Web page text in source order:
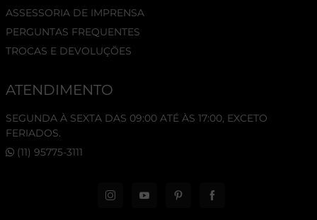
ASSESSORIA DE IMPRENSA
PERGUNTAS FREQUENTES
TROCAS E DEVOLUÇÕES
ATENDIMENTO
SEGUNDA À SEXTA DAS 09:00 ATÉ ÀS 17:00, EXCETO
FERIADOS.
(11) 95775-3111